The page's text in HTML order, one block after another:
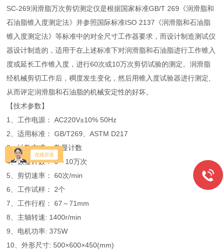
SC-269润滑脂万次剪切测定仪是根据国家标准GB/T 269《润滑脂和
石油脂锥入度测定法》并参照国际标准ISO 2137《润滑脂和石油脂
锥入度测定法》等标准中的对全尺寸工作器要求，而设计制造测试仪
器设计制造的，适用于在上述标准下对润滑脂和石油脂进行工作锥入
度或延长工作锥入度，进行60次或10万次剪切试验的测定。润滑脂
经机械剪切工作后，稠度发生变化，然后用锥入度试验器进行测定,
从而评定润滑脂和石油脂的机械安定性的好坏。
【技术参数】
1、工作电源： AC220V±10% 50Hz
2、适用标准： GB/T269、ASTM D217
3、计数方式： 数显计数
4、数显计数： 0～10万次
5、剪切速率： 60次/min
6、工作试样： 2个
7、工作行程： 67～71mm
8、主轴转速: 1400r/min
9、电机功率: 375W
10、外形尺寸: 500×600×450(mm)